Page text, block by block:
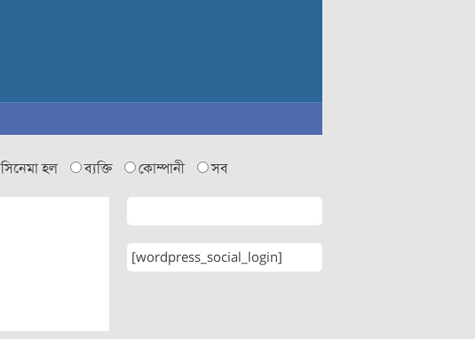
সিনেমা হল ব্যক্তি কোম্পানী সব
[wordpress_social_login]